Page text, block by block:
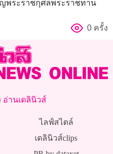
พระราชกุศลพระราชทาน
0 ครั้ง
อ่านเดลินิวส์
ไลฟ์สไตล์
เดลินิวส์clips